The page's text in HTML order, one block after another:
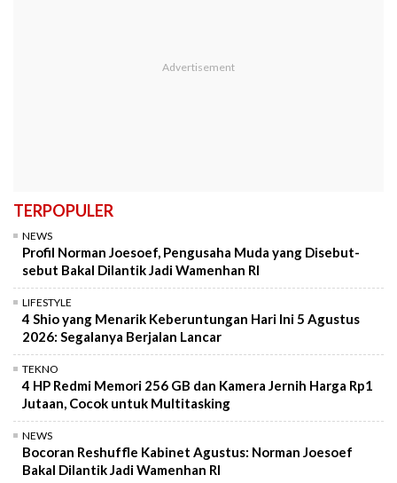
TERPOPULER
NEWS
Profil Norman Joesoef, Pengusaha Muda yang Disebut-
sebut Bakal Dilantik Jadi Wamenhan RI
LIFESTYLE
4 Shio yang Menarik Keberuntungan Hari Ini 5 Agustus
2026: Segalanya Berjalan Lancar
TEKNO
4 HP Redmi Memori 256 GB dan Kamera Jernih Harga Rp1
Jutaan, Cocok untuk Multitasking
NEWS
Bocoran Reshuffle Kabinet Agustus: Norman Joesoef
Bakal Dilantik Jadi Wamenhan RI